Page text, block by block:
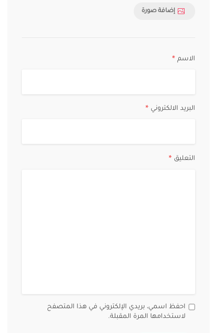
إضافة صورة
الاسم *
البريد الالكتروني *
التعليق *
احفظ اسمي، بريدي الإلكتروني في هذا المتصفح
لاستخدامها المرة المقبلة.